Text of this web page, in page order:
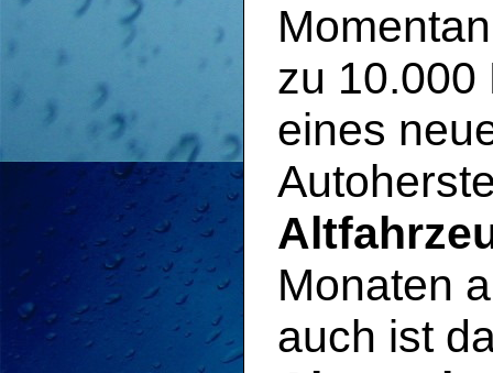
zu 10.000
eines
Monaten
auch ist